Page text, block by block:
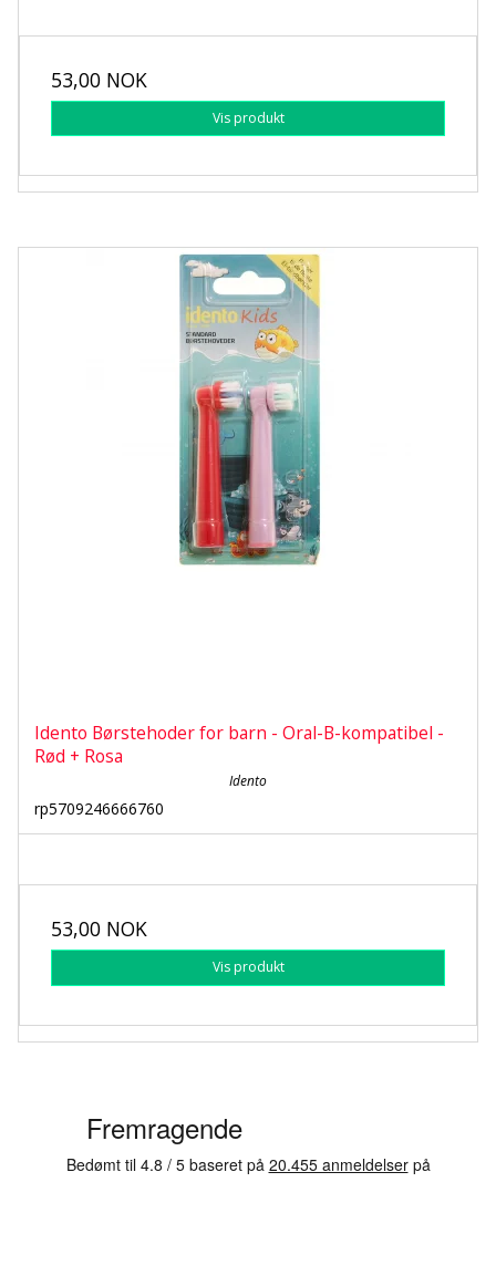
53,00 NOK
Vis produkt
Idento Børstehoder for barn - Oral-B-kompatibel -
Rød + Rosa
Idento
rp5709246666760
53,00 NOK
Vis produkt